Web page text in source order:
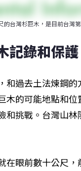
台灣杉巨木，是目前台灣
記錄和保護
和過去土法煉鋼
木的可能地點和
和挑戰。台灣山
在眼前數十公尺